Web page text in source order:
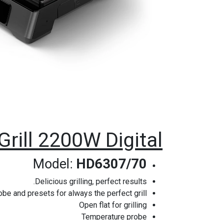
2200W Digital
Model: HD6307/70
Delicious grilling, perfect results.
and presets for always the perfect grill
Open flat for grilling
Temperature probe